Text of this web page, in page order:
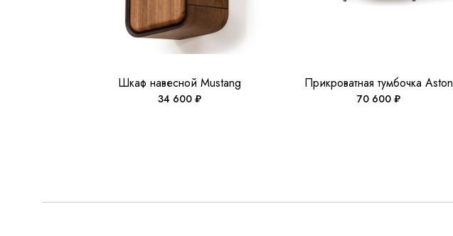
Шкаф навесной Mustang
34 600 ₽
Прикроватная тумбочка Aston
70 600 ₽